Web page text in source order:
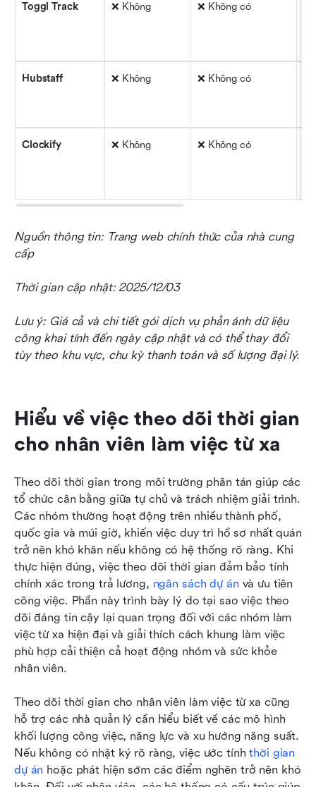
Toggl Track ❌ Không ❌ Không có
Hubstaff ❌ Không ❌ Không có
Clockify ❌ Không ❌ Không có
Nguồn thông tin: Trang web chính thức của nhà cung
cấp
Thời gian cập nhật: 2025/12/03
Lưu ý: Giá cả và chi tiết gói dịch vụ phản ánh dữ liệu
công khai tính đến ngày cập nhật và có thể thay đổi
tùy theo khu vực, chu kỳ thanh toán và số lượng đại lý.
Hiểu về việc theo dõi thời gian
cho nhân viên làm việc từ xa
Theo dõi thời gian trong môi trường phân tán giúp các
tổ chức cân bằng giữa tự chủ và trách nhiệm giải trình.
Các nhóm thường hoạt động trên nhiều thành phố,
quốc gia và múi giờ, khiến việc duy trì hồ sơ nhất quán
trở nên khó khăn nếu không có hệ thống rõ ràng. Khi
thực hiện đúng, việc theo dõi thời gian đảm bảo tính
chính xác trong trả lương, ngân sách dự án và ưu tiên
công việc. Phần này trình bày lý do tại sao việc theo
dõi đáng tin cậy lại quan trọng đối với các nhóm làm
việc từ xa hiện đại và giải thích cách khung làm việc
phù hợp cải thiện cả hoạt động nhóm và sức khỏe
nhân viên.
Theo dõi thời gian cho nhân viên làm việc từ xa cũng
hỗ trợ các nhà quản lý cần hiểu biết về các mô hình
khối lượng công việc, năng lực và xu hướng năng suất.
Nếu không có nhật ký rõ ràng, việc ước tính thời gian
dự án hoặc phát hiện sớm các điểm nghẽn trở nên khó